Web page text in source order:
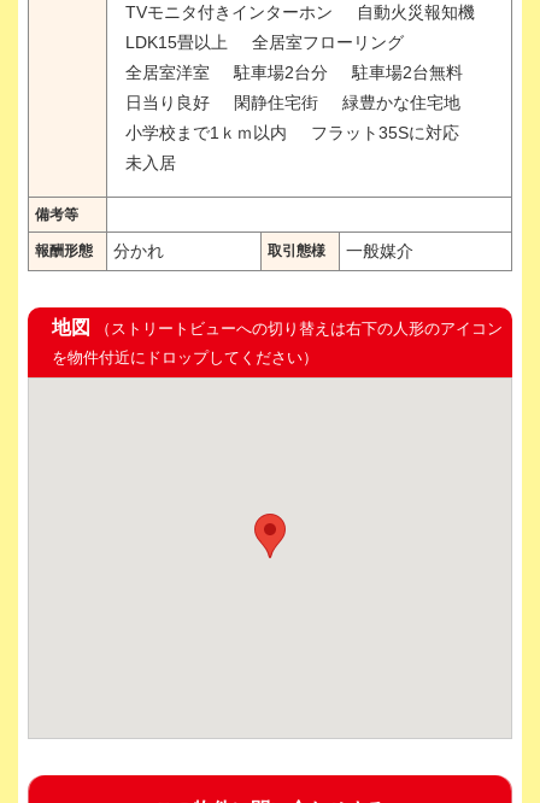
TVモニタ付きインターホン
自動火災報知機
LDK15畳以上
全居室フローリング
全居室洋室
駐車場2台分
駐車場2台無料
日当り良好
閑静住宅街
緑豊かな住宅地
小学校まで1ｋｍ以内
フラット35Sに対応
未入居
備考等
報酬形態 分かれ 取引態様 一般媒介
地図
（ストリートビューへの切り替えは右下の人形のアイコン
を物件付近にドロップしてください）